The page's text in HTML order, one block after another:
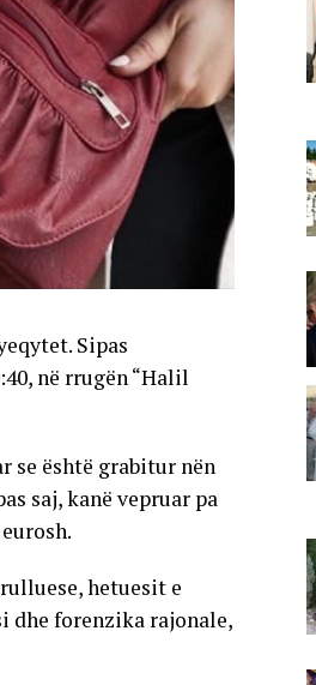
Sipas
në rrugën “Halil
se është grabitur nën
saj, kanë vepruar pa
hetuesit e
dhe forenzika rajonale,